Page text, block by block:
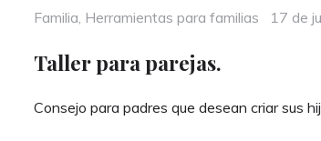
Categories
Familia, Herramientas para familias
Posted
17 de
Taller para parejas.
Consejo para padres que desean criar sus